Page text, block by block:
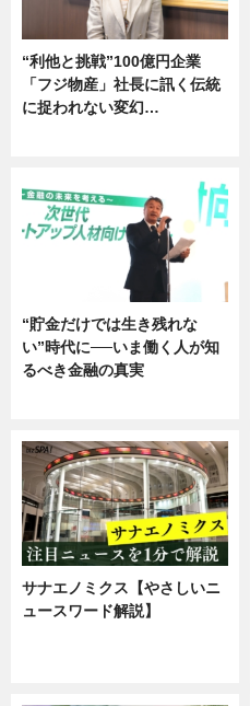
“利他と挑戦”100億円企業
「フジ物産」社長に訊く伝統
に捉われない変幻…
“貯金だけでは生き残れな
い”時代に──いま働く人が知
るべき金融の真実
サナエノミクス【やさしいニ
ュースワード解説】